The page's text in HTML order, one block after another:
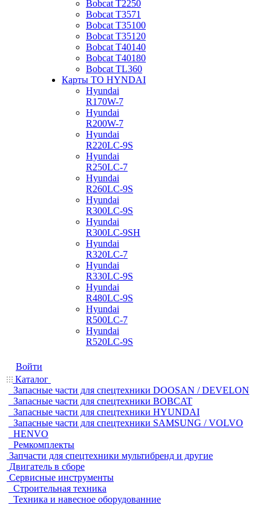
Bobcat Т2250
Bobcat Т3571
Bobcat Т35100
Bobcat Т35120
Bobcat Т40140
Bobcat Т40180
Bobcat ТL360
Карты ТО HYNDAI
Hyundai
R170W-7
Hyundai
R200W-7
Hyundai
R220LC-9S
Hyundai
R250LC-7
Hyundai
R260LC-9S
Hyundai
R300LC-9S
Hyundai
R300LC-9SH
Hyundai
R320LC-7
Hyundai
R330LC-9S
Hyundai
R480LC-9S
Hyundai
R500LC-7
Hyundai
R520LC-9S
Войти
Каталог
Запасные части для спецтехники DOOSAN / DEVELON
Запасные части для спецтехники BOBCAT
Запасные части для спецтехники HYUNDAI
Запасные части для спецтехники SAMSUNG / VOLVO
HENVO
Ремкомплекты
Запчасти для спецтехники мультибренд и другие
Двигатель в сборе
Сервисные инструменты
Строительная техника
Техника и навесное оборудованние